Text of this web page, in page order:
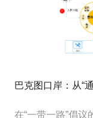
巴克图口岸：从“
在“一带一路”倡